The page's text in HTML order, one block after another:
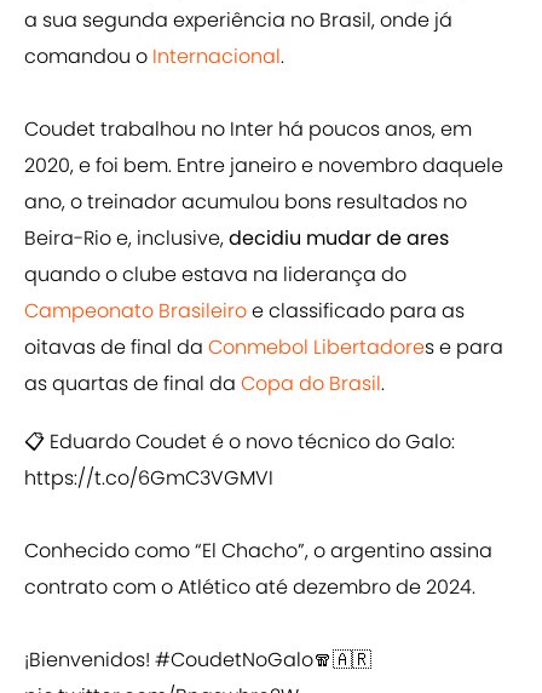
a sua segunda experiência no Brasil, onde já
comandou o Internacional.
Coudet trabalhou no Inter há poucos anos, em
2020, e foi bem. Entre janeiro e novembro daquele
ano, o treinador acumulou bons resultados no
Beira-Rio e, inclusive,decidiu mudar de ares
quando o clube estava na liderança do
Campeonato Brasileiroe classificado para as
oitavas de final da Conmebol Libertadores e para
as quartas de final da Copa do Brasil.
📋 Eduardo Coudet é o novo técnico do Galo:
https://t.co/6GmC3VGMVI
Conhecido como “El Chacho”, o argentino assina
contrato com o Atlético até dezembro de 2024.
¡Bienvenidos! #CoudetNoGalo🧣🇦🇷